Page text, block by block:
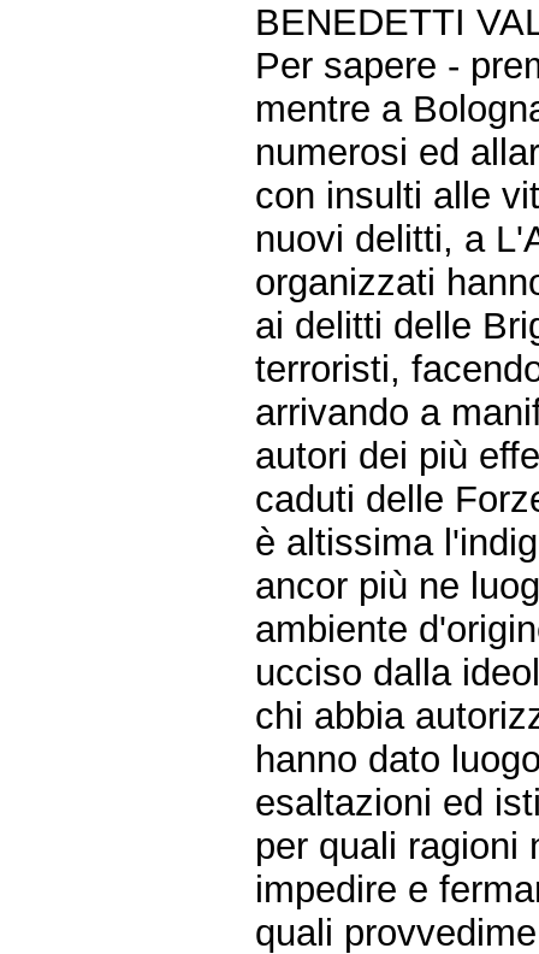
BENEDETTI
Per sapere -
mentre a
numerosi ed
con insulti alle
nuovi delitti, a
organizzati
ai delitti delle
terroristi,
arrivando a
autori dei più
caduti delle
è altissima
ancor più ne
ambiente
ucciso dalla
chi abbia
hanno dato
esaltazioni ed
per quali ragioni
impedire e
quali